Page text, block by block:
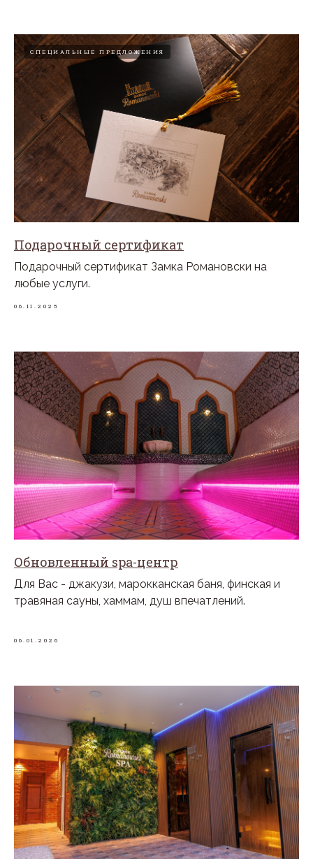
СПЕЦИАЛЬНЫЕ ПРЕДЛОЖЕНИЯ
Подарочный сертификат
Подарочный сертификат Замка Романовски на
любые услуги.
06.11.2025
Обновленный spa-центр
Для Вас - джакузи, марокканская баня, финская и
травяная сауны, хаммам, душ впечатлений.
06.01.2026